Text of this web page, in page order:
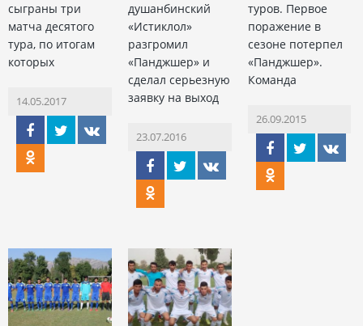
сыграны три
матча десятого
тура, по итогам
которых
14.05.2017
душанбинский
«Истиклол»
разгромил
«Панджшер» и
сделал серьезную
заявку на выход
23.07.2016
туров. Первое
поражение в
сезоне потерпел
«Панджшер».
Команда
26.09.2015